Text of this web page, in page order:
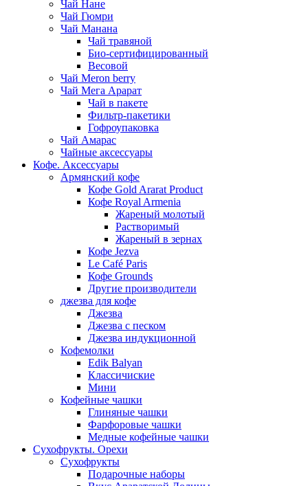
Чай Нане
Чай Гюмри
Чай Манана
Чай травяной
Био-сертифицированный
Весовой
Чай Meron berry
Чай Мега Арарат
Чай в пакете
Фильтр-пакетики
Гофроупаковка
Чай Амарас
Чайные аксессуары
Кофе. Аксессуары
Армянский кофе
Кофе Gold Ararat Product
Кофе Royal Armenia
Жареный молотый
Растворимый
Жареный в зернах
Кофе Jezva
Le Café Paris
Кофе Grounds
Другие производители
джезва для кофе
Джезва
Джезва с песком
Джезва индукционной
Кофемолки
Edik Balyan
Классичиские
Мини
Кофейные чашки
Глиняные чашки
Фарфоровые чашки
Медные кофейные чашки
Сухофрукты. Орехи
Сухофрукты
Подарочные наборы